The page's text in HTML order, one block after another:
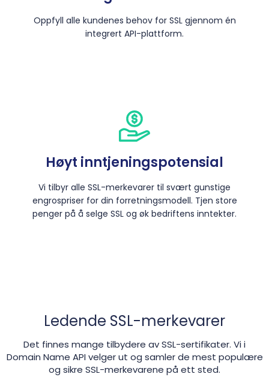
Oppfyll alle kundenes behov for SSL gjennom én
integrert API-plattform.
Høyt inntjeningspotensial
Vi tilbyr alle SSL-merkevarer til svært gunstige
engrospriser for din forretningsmodell. Tjen store
penger på å selge SSL og øk bedriftens inntekter.
Ledende SSL-merkevarer
Det finnes mange tilbydere av SSL-sertifikater. Vi i
Domain Name API velger ut og samler de mest populære
og sikre SSL-merkevarene på ett sted.